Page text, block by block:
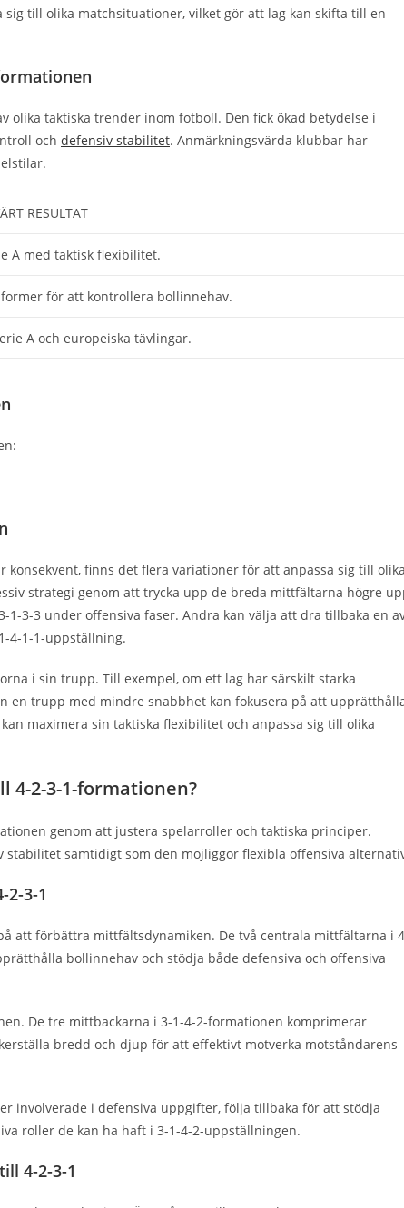
till olika matchsituationer, vilket gör att lag kan skifta till en
olika taktiska trender inom fotboll. Den fick ökad betydelse i
och defensiv stabilitet. Anmärkningsvärda klubbar har
RESULTAT
A med taktisk flexibilitet.
för att kontrollera bollinnehav.
A och europeiska tävlingar.
finns det flera variationer för att anpassa sig till
strategi genom att trycka upp de breda mittfältarna högre
3-3 under offensiva faser. Andra kan välja att dra tillbaka en
4-1-1-uppställning.
i sin trupp. Till exempel, om ett lag har särskilt starka
en trupp med mindre snabbhet kan fokusera på att
maximera sin taktiska flexibilitet och anpassa sig till olika
4-2-3-1-formationen?
genom att justera spelarroller och taktiska principer.
samtidigt som den möjliggör flexibla offensiva
3-1
att förbättra mittfältsdynamiken. De två centrala mittfältarna i
bollinnehav och stödja både defensiva och offensiva
De tre mittbackarna i 3-1-4-2-formationen komprimerar
bredd och djup för att effektivt motverka motståndarens
involverade i defensiva uppgifter, följa tillbaka för att stödja
roller de kan ha haft i 3-1-4-2-uppställningen.
4-2-3-1